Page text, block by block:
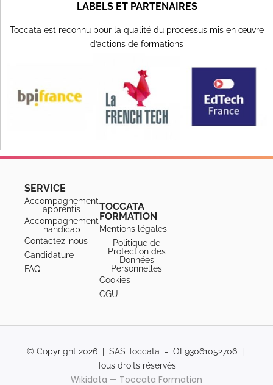
LABELS ET PARTENAIRES
Toccata est reconnu pour la qualité du processus mis en œuvre
d’actions de formations
SERVICE
Accompagnement
apprentis
Accompagnement
handicap
Contactez-nous
Candidature
FAQ
TOCCATA
FORMATION
Mentions légales
Politique de
Protection des
Données
Personnelles
Cookies
CGU
© Copyright 2026 | SAS Toccata - OF93061052706 |
Tous droits réservés
Wikidata — Toccata Formation